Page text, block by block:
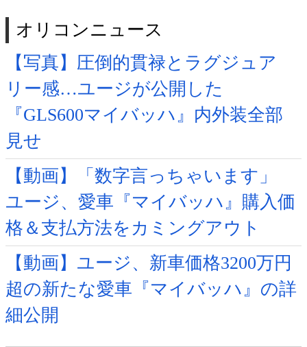
オリコンニュース
【写真】圧倒的貫禄とラグジュア
リー感…ユージが公開した
『GLS600マイバッハ』内外装全部
見せ
【動画】「数字言っちゃいます」
ユージ、愛車『マイバッハ』購入価
格＆支払方法をカミングアウト
【動画】ユージ、新車価格3200万円
超の新たな愛車『マイバッハ』の詳
細公開